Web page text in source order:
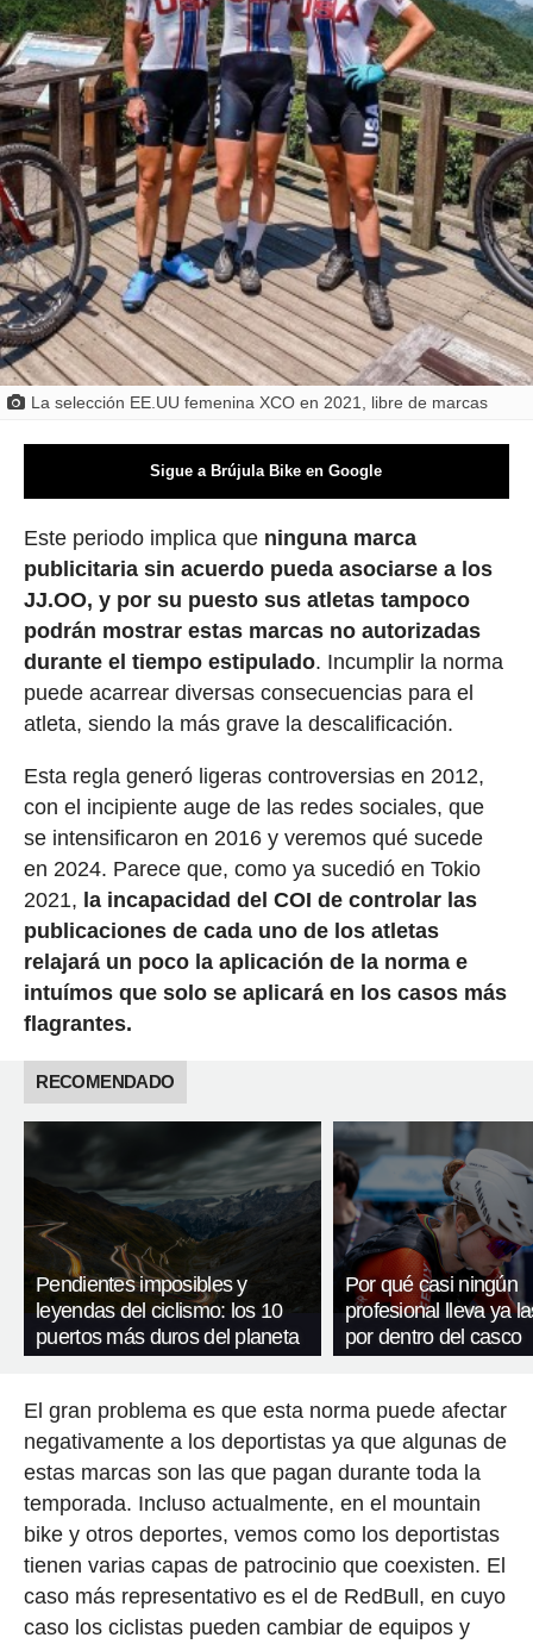
La selección EE.UU femenina XCO en 2021, libre de marcas
Sigue a Brújula Bike en Google
Este periodo implica queninguna marca
publicitaria sin acuerdo pueda asociarse a los
JJ.OO, y por su puesto sus atletas tampoco
podrán mostrar estas marcas no autorizadas
durante el tiempo estipulado. Incumplir la norma
puede acarrear diversas consecuencias para el
atleta, siendo la más grave la descalificación.
Esta regla generó ligeras controversias en 2012,
con el incipiente auge de las redes sociales, que
se intensificaron en 2016 y veremos qué sucede
en 2024. Parece que, como ya sucedió en Tokio
2021, la incapacidad del COI de controlar las
publicaciones de cada uno de los atletas
relajará un poco la aplicación de la norma e
intuímos que solo se aplicará en los casos más
flagrantes.
RECOMENDADO
Pendientes imposibles y
leyendas del ciclismo: los 10
puertos más duros del planeta
Por qué casi ningún
profesional lleva ya
por dentro del casco
El gran problema es que esta norma puede afectar
negativamente a los deportistas ya que algunas de
estas marcas son las que pagan durante toda la
temporada. Incluso actualmente, en el mountain
bike y otros deportes, vemos como los deportistas
tienen varias capas de patrocinio que coexisten. El
caso más representativo es el de RedBull, en cuyo
caso los ciclistas pueden cambiar de equipos y